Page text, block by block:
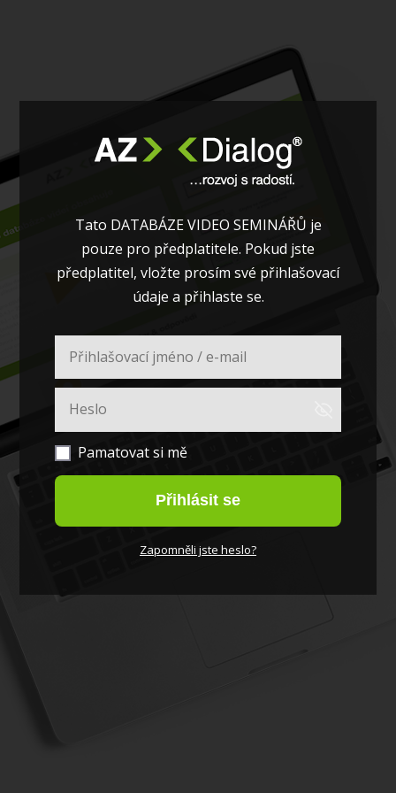
Tato DATABÁZE VIDEO SEMINÁŘŮ je
pouze pro předplatitele. Pokud jste
předplatitel, vložte prosím své přihlašovací
údaje a přihlaste se.
Pamatovat si mě
Přihlásit se
Zapomněli jste heslo?